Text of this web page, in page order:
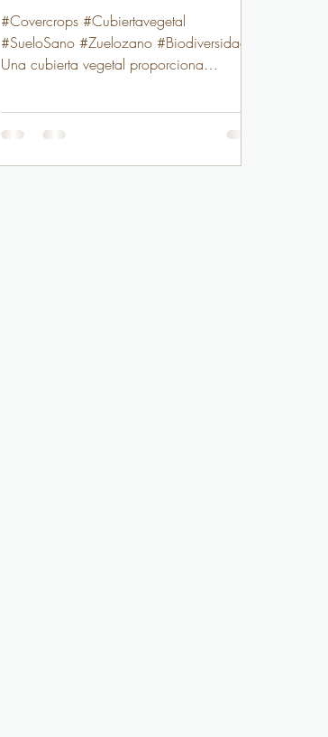
#Covercrops #Cubiertavegetal
#SueloSano #Zuelozano #Biodiversidad
Una cubierta vegetal proporciona